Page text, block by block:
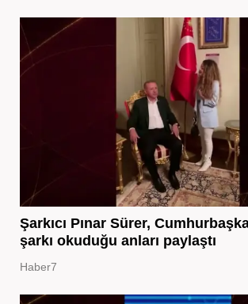
Şarkıcı Pınar Sürer,
şarkı okuduğu anları paylaştı
Haber7